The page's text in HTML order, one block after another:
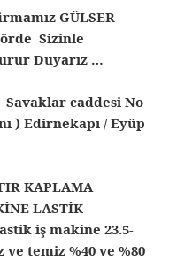
GÜLSER
Sizinle
Duyarız …
caddesi No
) Edirnekapı / Eyüp
KAPLAMA
LASTİK
iş makine 23.5-
temiz %40 ve %80